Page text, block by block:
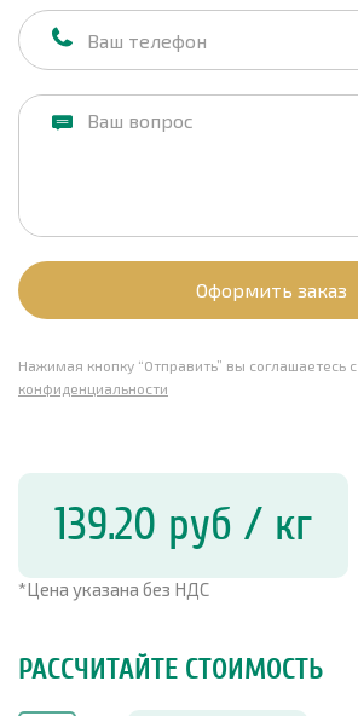
Оформить заказ
Нажимая кнопку “Отправить” вы соглашаетесь с
конфиденциальности
139.20 руб / кг
*Цена указана без НДС
РАССЧИТАЙТЕ СТОИМОСТЬ